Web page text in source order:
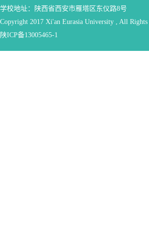
学校地址：陕西省西安市雁塔区东仪路8号
Copyright 2017 Xi'an Eurasia University , All Rights
陕ICP备13005465-1